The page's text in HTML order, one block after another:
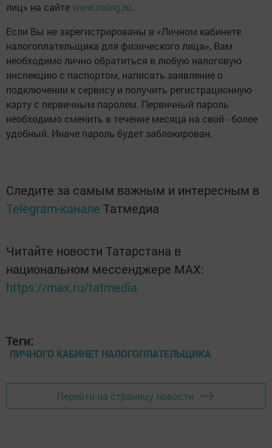
лиц» на сайтеwww.nalog.ru.
Если Вы не зарегистрированы в «Личном кабинете
налогоплательщика для физического лица», Вам
необходимо лично обратиться в любую налоговую
инспекцию с паспортом, написать заявление о
подключении к сервису и получить регистрационную
карту с первичным паролем. Первичный пароль
необходимо сменить в течение месяца на свой - более
удобный. Иначе пароль будет заблокирован.
Следите за самым важным и интересным в
Telegram-канале Татмедиа
Читайте новости Татарстана в
национальном мессенджере MАХ:
https://max.ru/tatmedia
Теги:
ЛИЧНОГО КАБИНЕТ НАЛОГОПЛАТЕЛЬЩИКА
Перейти на страницу новости